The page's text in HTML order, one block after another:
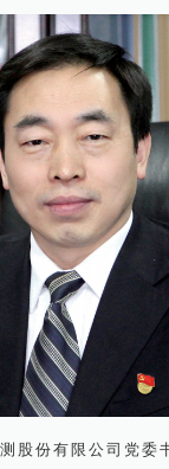
股份有限公司党委